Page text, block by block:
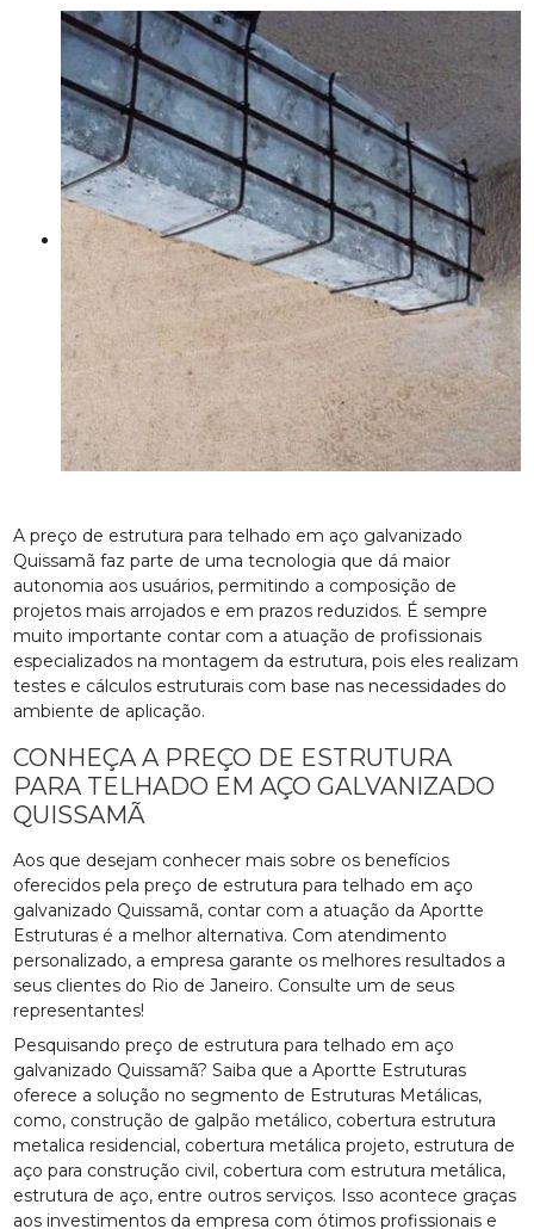
A preço de estrutura para telhado em aço galvanizado
Quissamã faz parte de uma tecnologia que dá maior
autonomia aos usuários, permitindo a composição de
projetos mais arrojados e em prazos reduzidos. É sempre
muito importante contar com a atuação de profissionais
especializados na montagem da estrutura, pois eles realizam
testes e cálculos estruturais com base nas necessidades do
ambiente de aplicação.
CONHEÇA A PREÇO DE ESTRUTURA
PARA TELHADO EM AÇO GALVANIZADO
QUISSAMÃ
Aos que desejam conhecer mais sobre os benefícios
oferecidos pela preço de estrutura para telhado em aço
galvanizado Quissamã, contar com a atuação da Aportte
Estruturas é a melhor alternativa. Com atendimento
personalizado, a empresa garante os melhores resultados a
seus clientes do Rio de Janeiro. Consulte um de seus
representantes!
Pesquisando preço de estrutura para telhado em aço
galvanizado Quissamã? Saiba que a Aportte Estruturas
oferece a solução no segmento de Estruturas Metálicas,
como, construção de galpão metálico, cobertura estrutura
metalica residencial, cobertura metálica projeto, estrutura de
aço para construção civil, cobertura com estrutura metálica,
estrutura de aço, entre outros serviços. Isso acontece graças
aos investimentos da empresa com ótimos profissionais e